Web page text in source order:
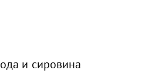
и сировина